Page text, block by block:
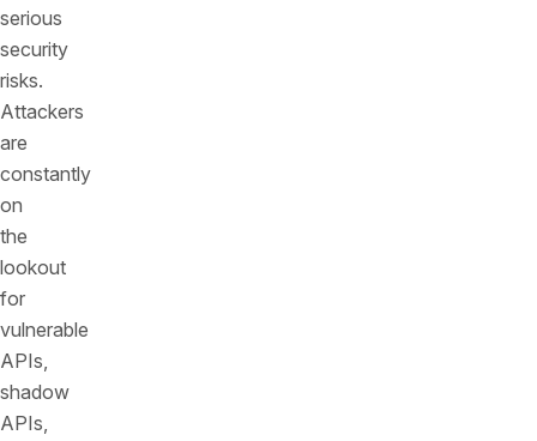
serious
security
risks.
Attackers
are
constantly
on
the
lookout
for
vulnerable
APIs,
shadow
APIs,